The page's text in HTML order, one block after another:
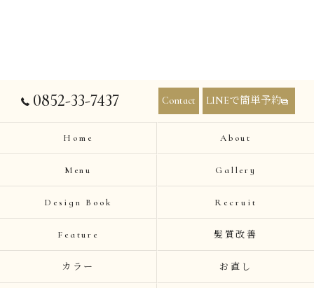
0852-33-7437 Contact LINEで簡単予約
Home About
Menu Gallery
Design Book Recruit
Feature 髪質改善
カラー お直し